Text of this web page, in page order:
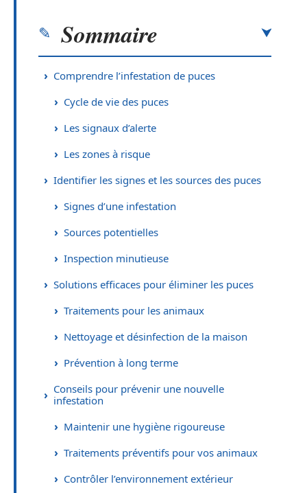
Sommaire
Comprendre l’infestation de puces
Cycle de vie des puces
Les signaux d’alerte
Les zones à risque
Identifier les signes et les sources des puces
Signes d’une infestation
Sources potentielles
Inspection minutieuse
Solutions efficaces pour éliminer les puces
Traitements pour les animaux
Nettoyage et désinfection de la maison
Prévention à long terme
Conseils pour prévenir une nouvelle
infestation
Maintenir une hygiène rigoureuse
Traitements préventifs pour vos animaux
Contrôler l’environnement extérieur